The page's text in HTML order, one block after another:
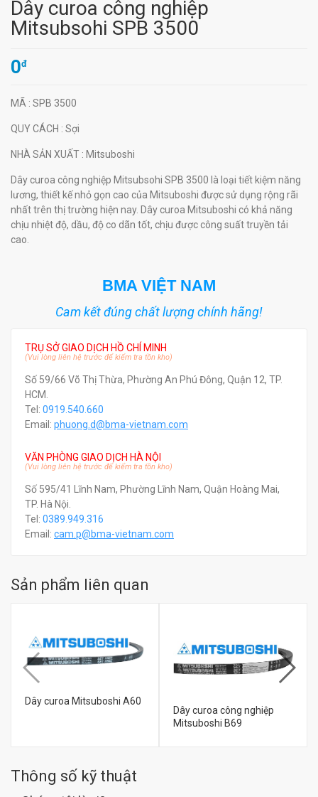
Dây curoa công nghiệp
Mitsubsohi SPB 3500
0đ
MÃ : SPB 3500
QUY CÁCH : Sợi
NHÀ SẢN XUẤT : Mitsuboshi
Dây curoa công nghiệp Mitsubsohi SPB 3500 là loại tiết kiệm năng
lương, thiết kế nhỏ gọn cao của Mitsuboshi được sử dụng rộng rãi
nhất trên thị trường hiện nay. Dây curoa Mitsuboshi có khả năng
chịu nhiệt độ, dầu, độ co dãn tốt, chịu được công suất truyền tải
cao.
BMA VIỆT NAM
Cam kết đúng chất lượng chính hãng!
TRỤ SỞ GIAO DỊCH HỒ CHÍ MINH
(Vui lòng liên hệ trước để kiểm tra tồn kho)
Số 59/66 Võ Thị Thừa, Phường An Phú Đông, Quận 12, TP.
HCM.
Tel: 0919.540.660
Email: phuong.d@bma-vietnam.com
VĂN PHÒNG GIAO DỊCH HÀ NỘI
(Vui lòng liên hệ trước để kiểm tra tồn kho)
Số 595/41 Lĩnh Nam, Phường Lĩnh Nam, Quận Hoàng Mai,
TP. Hà Nội.
Tel: 0389.949.316
Email: cam.p@bma-vietnam.com
Sản phẩm liên quan
Dây curoa Mitsuboshi A60
0đ
Dây curoa công nghiệp
Mitsuboshi B69
Thông số kỹ thuật